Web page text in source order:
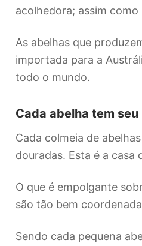
acolhedora; assim
As abelhas que
importada para a
todo o mundo.
Cada abelha tem
Cada colmeia de
douradas. Esta é a casa
O que é empolgante
são tão bem
Sendo cada pequena